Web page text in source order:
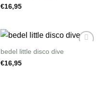
€16,95
bedel little disco dive
€16,95